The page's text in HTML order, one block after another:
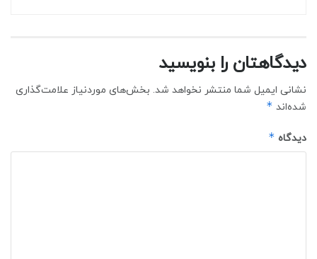
دیدگاهتان را بنویسید
نشانی ایمیل شما منتشر نخواهد شد. بخش‌های موردنیاز علامت‌گذاری
شده‌اند *
دیدگاه *